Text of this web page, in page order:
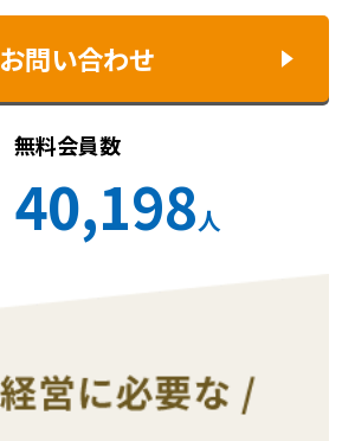
お問い合わせ
無料会員数
40,198人